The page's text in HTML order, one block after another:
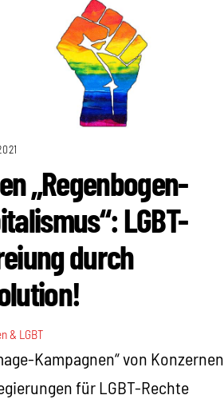
„Regenbogen-
LGBT-
durch
& LGBT
Kampagnen“ von Konzernen
für LGBT-Rechte